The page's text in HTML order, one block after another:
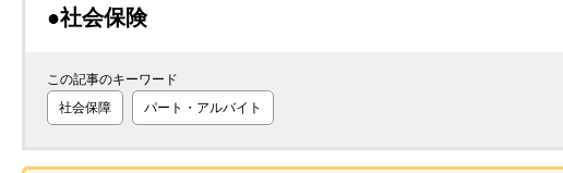
●社会保険
この記事のキーワード
社会保障
パート・アルバイト